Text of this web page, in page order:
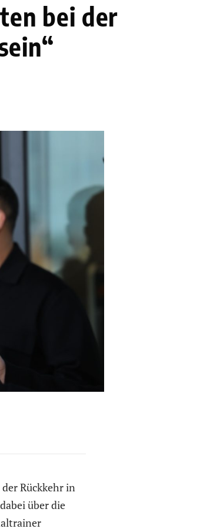
bei der
Rückkehr in
über die